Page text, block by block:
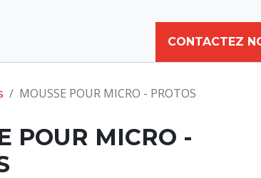
CORDE AUTRES
CONTACTEZ
MOUSSE POUR MICRO - PROTOS
POUR MICRO -